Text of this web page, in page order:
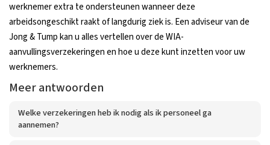
werknemer extra te ondersteunen wanneer deze
arbeidsongeschikt raakt of langdurig ziek is. Een adviseur van de
Jong & Tump kan u alles vertellen over de WIA-
aanvullingsverzekeringen en hoe u deze kunt inzetten voor uw
werknemers.
Meer antwoorden
Welke verzekeringen heb ik nodig als ik personeel ga
aannemen?